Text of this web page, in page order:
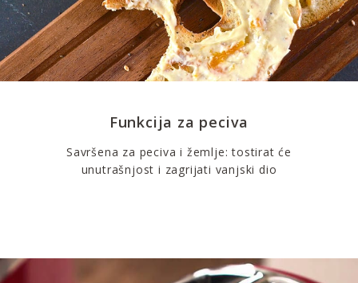
Funkcija za peciva
Savršena za peciva i žemlje: tostirat će
unutrašnjost i zagrijati vanjski dio